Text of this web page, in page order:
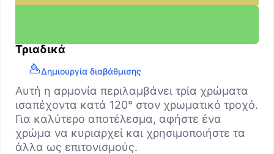
Τριαδικά
Δημιουργία διαβάθμισης
Αυτή η αρμονία περιλαμβάνει τρία χρώματα
ισαπέχοντα κατά 120° στον χρωματικό τροχό.
Για καλύτερο αποτέλεσμα, αφήστε ένα
χρώμα να κυριαρχεί και χρησιμοποιήστε τα
άλλα ως επιτονισμούς.